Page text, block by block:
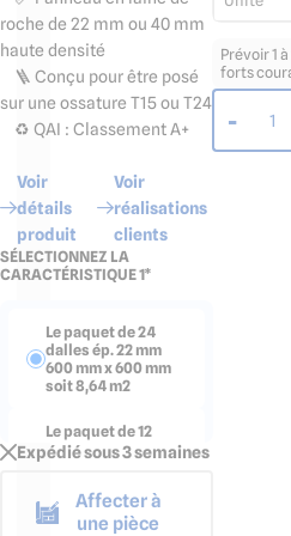
roche de 22 mm ou 40 mm
haute densité
🪜 Conçu pour être posé
sur une ossature T15 ou T24
♻️ QAI : Classement A+
Voir
détails
produit
Voir
réalisations
clients
SÉLECTIONNEZ LA
CARACTÉRISTIQUE 1*
Le paquet de 24
dalles ép. 22 mm
600 mm x 600 mm
soit 8,64 m2
Le paquet de 12
dalles ép. 22 mm
Le paquet de 20
Expédié sous 3 semaines
Affecter à
une pièce
Prévoir 1
forts
- 1